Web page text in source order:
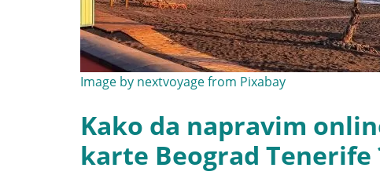
Image by nextvoyagefrom Pixabay
Kako da napravim
karte Beograd Tenerife